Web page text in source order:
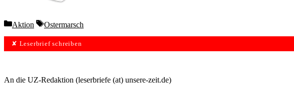
Categories
Aktion Tags
Ostermarsch
✘ Leserbrief schreiben
An die UZ-Redaktion (leserbriefe (at) unsere-zeit.de)